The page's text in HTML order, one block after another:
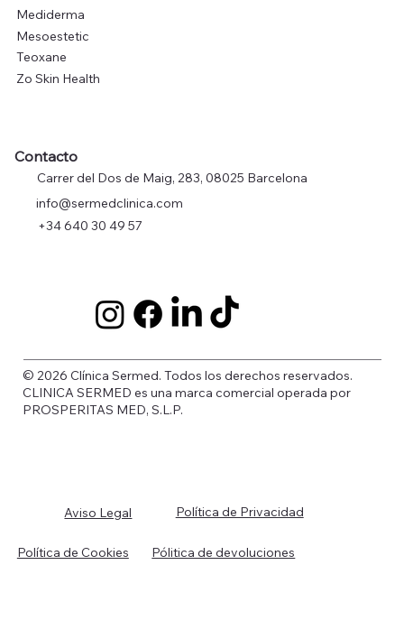
Mediderma
Mesoestetic
Teoxane
Zo Skin Health
Contacto
Carrer del Dos de Maig, 283, 08025 Barcelona
info@sermedclinica.com
+34 640 30 49 57
© 2026 Clínica Sermed. Todos los derechos reservados.
CLINICA SERMED es una marca comercial operada por
PROSPERITAS MED, S.L.P.
Aviso Legal Política de Privacidad
Política de Cookies Pólitica de devoluciones